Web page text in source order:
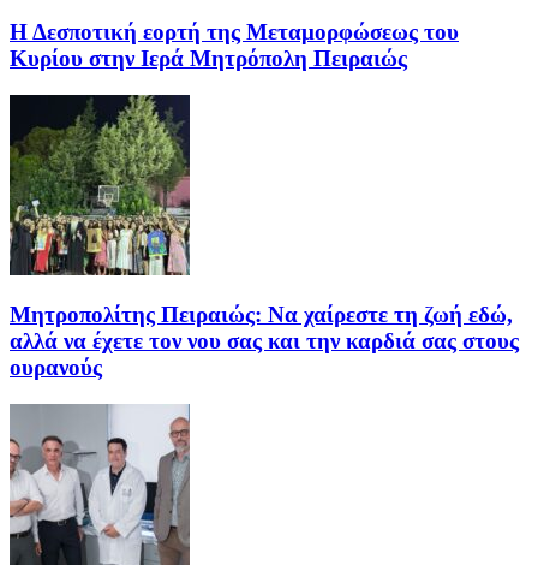
Η Δεσποτική εορτή της Μεταμορφώσεως του
Κυρίου στην Ιερά Μητρόπολη Πειραιώς
Μητροπολίτης Πειραιώς: Να χαίρεστε τη ζωή εδώ,
αλλά να έχετε τον νου σας και την καρδιά σας στους
ουρανούς